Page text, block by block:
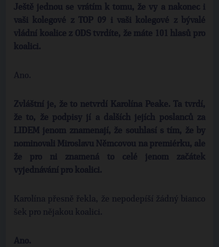
Ještě jednou se vrátím k tomu, že vy a nakonec i
vaši kolegové z TOP 09 i vaši kolegové z bývalé
vládní koalice z ODS tvrdíte, že máte 101 hlasů pro
koalici.
Ano.
Zvláštní je, že to netvrdí Karolína Peake. Ta tvrdí,
že to, že podpisy jí a dalších jejích poslanců za
LIDEM jenom znamenají, že souhlasí s tím, že by
nominovali Miroslavu Němcovou na premiérku, ale
že pro ni znamená to celé jenom začátek
vyjednávání pro koalici.
Karolína přesně řekla, že nepodepíší žádný bianco
šek pro nějakou koalici.
Ano.